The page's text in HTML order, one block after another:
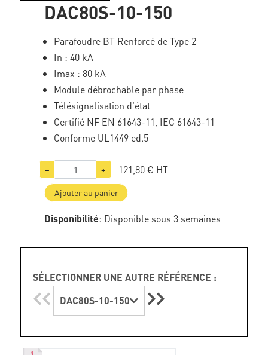
DAC80S-10-150
Parafoudre BT Renforcé de Type 2
In : 40 kA
Imax : 80 kA
Module débrochable par phase
Télésignalisation d'état
Certifié NF EN 61643-11, IEC 61643-11
Conforme UL1449 ed.5
− + 121,80 € HT
Ajouter au panier
Disponibilité: Disponible sous 3 semaines
SÉLECTIONNER UNE AUTRE RÉFÉRENCE :
DAC80S-10-150